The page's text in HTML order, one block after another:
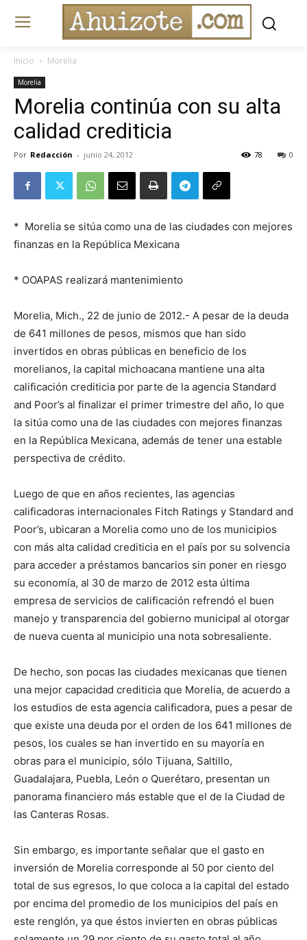
Inicio Morelia
Morelia
Morelia continúa con su alta
calidad crediticia
Por Redacción - junio 24, 2012 0
78
* Morelia se sitúa como una de las ciudades con mejores
finanzas en la República Mexicana
* OOAPAS realizará mantenimiento
Morelia, Mich., 22 de junio de 2012.- A pesar de la deuda
de 641 millones de pesos, mismos que han sido
invertidos en obras públicas en beneficio de los
morelianos, la capital michoacana mantiene una alta
calificación crediticia por parte de la agencia Standard
and Poor’s al finalizar el primer trimestre del año, lo que
la sitúa como una de las ciudades con mejores finanzas
en la República Mexicana, además de tener una estable
perspectiva de crédito.
Luego de que en años recientes, las agencias
calificadoras internacionales Fitch Ratings y Standard and
Poor’s, ubicaran a Morelia como uno de los municipios
con más alta calidad crediticia en el país por su solvencia
para acceder a préstamos bancarios sin poner en riesgo
su economía, al 30 de marzo de 2012 esta última
empresa de servicios de calificación refrendó el buen
manejo y transparencia del gobierno municipal al otorgar
de nueva cuenta al municipio una nota sobresaliente.
De hecho, son pocas las ciudades mexicanas que tienen
una mejor capacidad crediticia que Morelia, de acuerdo a
los estudios de esta agencia calificadora, pues a pesar de
que existe una deuda por el orden de los 641 millones de
pesos, los cuales se han invertido en su mayoría en
obras para el municipio, sólo Tijuana, Saltillo,
Guadalajara, Puebla, León o Querétaro, presentan un
panorama financiero más estable que el de la Ciudad de
las Canteras Rosas.
Sin embargo, es importante señalar que el gasto en
inversión de Morelia corresponde al 50 por ciento del
total de sus egresos, lo que coloca a la capital del estado
por encima del promedio de los municipios del país en
este renglón, ya que éstos invierten en obras públicas